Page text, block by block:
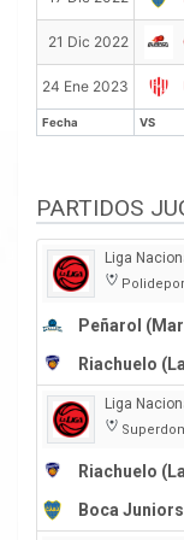
Fecha VS
21 Dic 2022
24 Ene 2023
Fecha VS
PARTIDOS
Liga
Polideportivo Islas
Peñarol
Riachuelo
Liga
Superdomo
Riachuelo
Boca